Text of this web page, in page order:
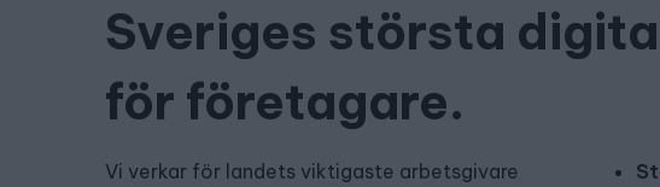
Sveriges största
för företagare.
Vi verkar för landets viktigaste arbetsgivare